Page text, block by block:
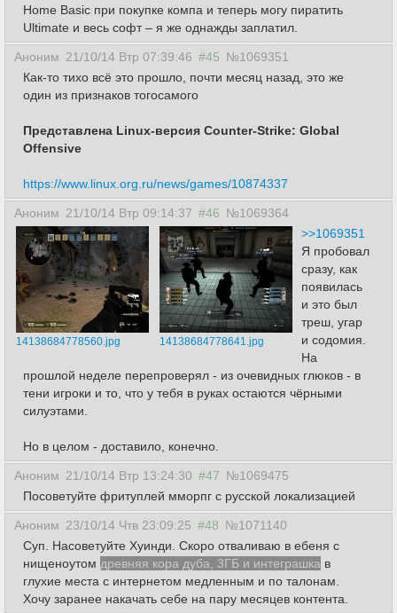
Home Basic при покупке компа и теперь могу пиратить
Ultimate и весь софт – я же однажды заплатил.
Аноним 21/10/14 Втр 07:39:46 #45 №1069351
Как-то тихо всё это прошло, почти месяц назад, это же
один из признаков тогосамого
Представлена Linux-версия Counter-Strike: Global
Offensive
https://www.linux.org.ru/news/games/10874337
Аноним 21/10/14 Втр 09:14:37 #46 №1069364
14138684778560.jpg 14138684778641.jpg
>>1069351
Я пробовал
сразу, как
появилась
и это был
треш, угар
и содомия.
На
прошлой неделе перепроверял - из очевидных глюков - в
тени игроки и то, что у тебя в руках остаются чёрными
силуэтами.
Но в целом - доставило, конечно.
Аноним 21/10/14 Втр 13:24:30 #47 №1069475
Посоветуйте фритуплей мморпг с русской локализацией
Аноним 23/10/14 Чтв 23:09:25 #48 №1071140
Суп. Насоветуйте Хуинди. Скоро отваливаю в ебеня с
нищеноутом древняя кора дуба, 3ГБ и интеграшка в
глухие места с интернетом медленным и по талонам.
Хочу заранее накачать себе на пару месяцев контента.